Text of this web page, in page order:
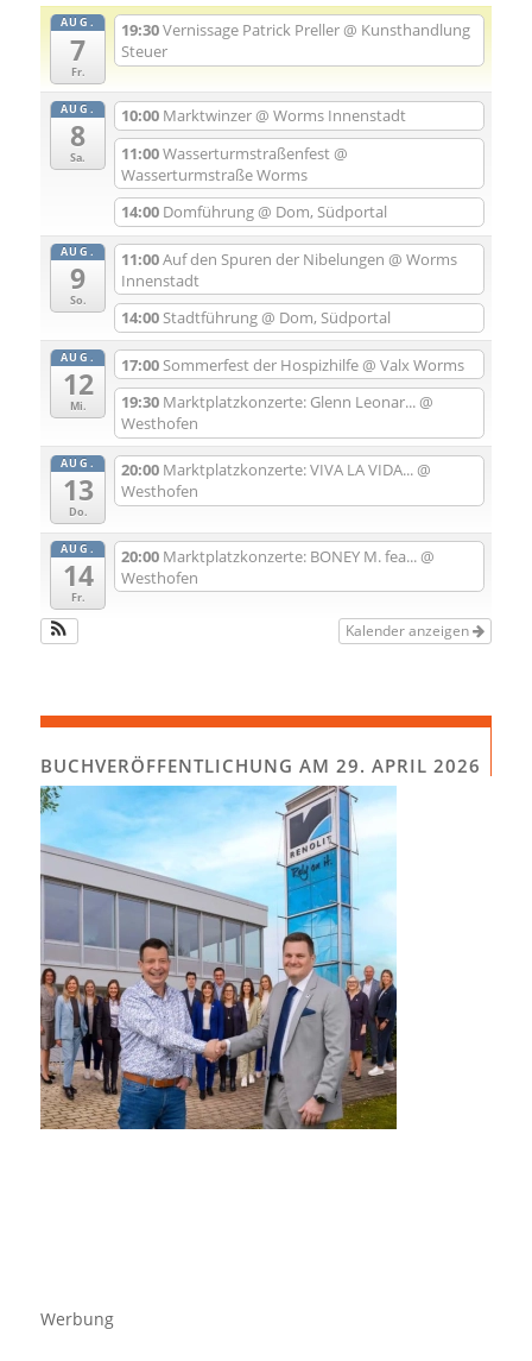
AUG.
7
Fr.
19:30Vernissage Patrick Preller@ Kunsthandlung
Steuer
AUG.
8
Sa.
10:00 Marktwinzer@ Worms Innenstadt
11:00Wasserturmstraßenfest@
Wasserturmstraße Worms
14:00 Domführung@ Dom, Südportal
AUG.
9
So.
11:00Auf den Spuren der Nibelungen@ Worms
Innenstadt
14:00 Stadtführung@ Dom, Südportal
AUG.
12
Mi.
17:00 Sommerfest der Hospizhilfe@ Valx Worms
19:30 Marktplatzkonzerte: Glenn Leonar...@
Westhofen
AUG.
13
Do.
20:00 Marktplatzkonzerte: VIVA LA VIDA...@
Westhofen
AUG.
14
Fr.
20:00 Marktplatzkonzerte: BONEY M. fea...@
Westhofen
Kalender anzeigen
BUCHVERÖFFENTLICHUNG AM 29. APRIL 2026
Werbung